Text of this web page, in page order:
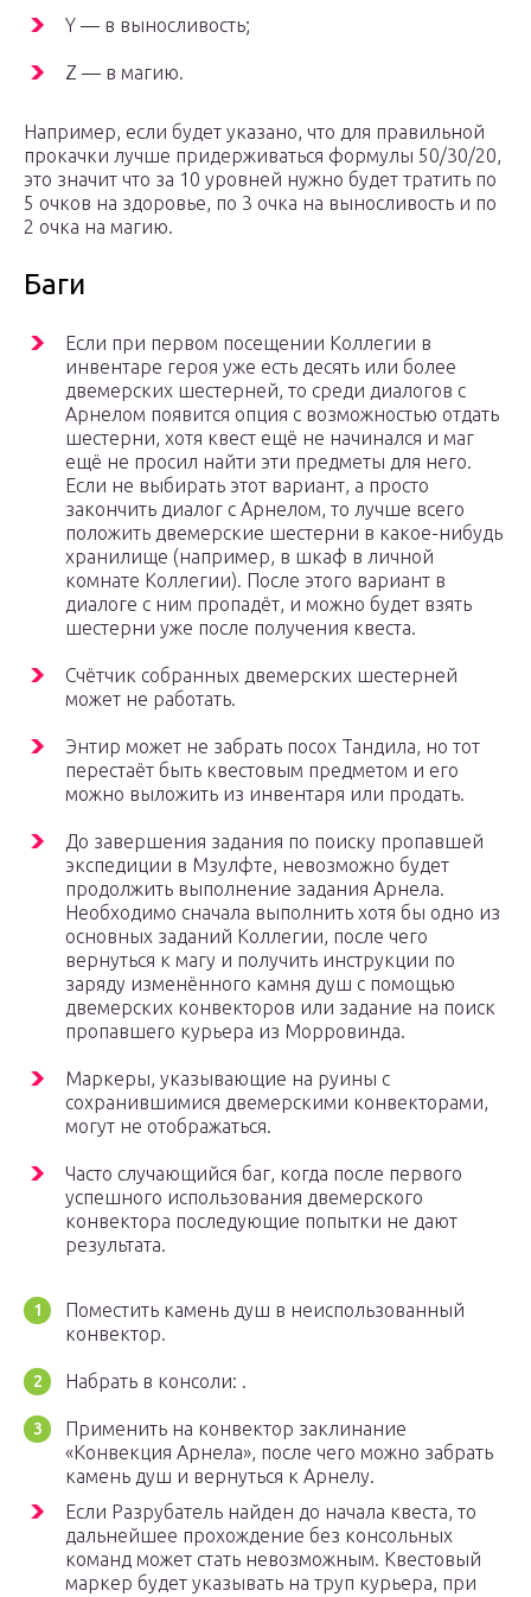
Y — в выносливость;
Z — в магию.
Например, если будет указано, что для правильной
прокачки лучше придерживаться формулы 50/30/20,
это значит что за 10 уровней нужно будет тратить по
5 очков на здоровье, по 3 очка на выносливость и по
2 очка на магию.
Баги
Если при первом посещении Коллегии в
инвентаре героя уже есть десять или более
двемерских шестерней, то среди диалогов с
Арнелом появится опция с возможностью отдать
шестерни, хотя квест ещё не начинался и маг
ещё не просил найти эти предметы для него.
Если не выбирать этот вариант, а просто
закончить диалог с Арнелом, то лучше всего
положить двемерские шестерни в какое-нибудь
хранилище (например, в шкаф в личной
комнате Коллегии). После этого вариант в
диалоге с ним пропадёт, и можно будет взять
шестерни уже после получения квеста.
Счётчик собранных двемерских шестерней
может не работать.
Энтир может не забрать посох Тандила, но тот
перестаёт быть квестовым предметом и его
можно выложить из инвентаря или продать.
До завершения задания по поиску пропавшей
экспедиции в Мзулфте, невозможно будет
продолжить выполнение задания Арнела.
Необходимо сначала выполнить хотя бы одно из
основных заданий Коллегии, после чего
вернуться к магу и получить инструкции по
заряду изменённого камня душ с помощью
двемерских конвекторов или задание на поиск
пропавшего курьера из Морровинда.
Маркеры, указывающие на руины с
сохранившимися двемерскими конвекторами,
могут не отображаться.
Часто случающийся баг, когда после первого
успешного использования двемерского
конвектора последующие попытки не дают
результата.
Поместить камень душ в неиспользованный
конвектор.
Набрать в консоли: .
Применить на конвектор заклинание
«Конвекция Арнела», после чего можно забрать
камень душ и вернуться к Арнелу.
Если Разрубатель найден до начала квеста, то
дальнейшее прохождение без консольных
команд может стать невозможным. Квестовый
маркер будет указывать на труп курьера, при